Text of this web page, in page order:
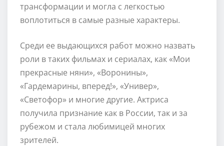
трансформации и могла с легкостью
воплотиться в самые разные характеры.
Среди ее выдающихся работ можно назвать
роли в таких фильмах и сериалах, как «Мои
прекрасные няни», «Воронины»,
«Гардемарины, вперед!», «Универ»,
«Светофор» и многие другие. Актриса
получила признание как в России, так и за
рубежом и стала любимицей многих
зрителей.